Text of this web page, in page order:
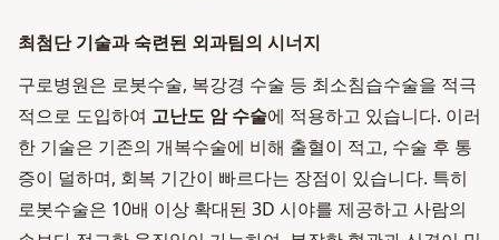
최첨단 기술과 숙련된 외과팀의 시너지
구로병원은 로봇수술, 복강경 수술 등 최소침습수술을 적극
적으로 도입하여 고난도 암 수술에 적용하고 있습니다. 이러
한 기술은 기존의 개복수술에 비해 출혈이 적고, 수술 후 통
증이 덜하며, 회복 기간이 빠르다는 장점이 있습니다. 특히
로봇수술은 10배 이상 확대된 3D 시야를 제공하고 사람의